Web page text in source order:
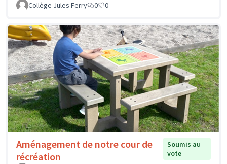
Collège Jules Ferry
0 0
Aménagement de notre cour de
récréation
Soumis au
vote